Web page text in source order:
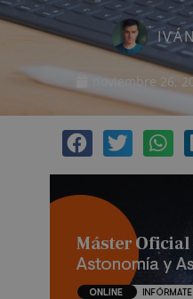
noviembre 26,